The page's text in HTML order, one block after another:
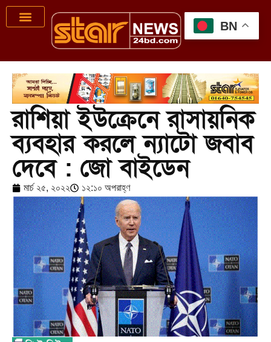
রাশিয়া ইউক্রেনে রাসায়নিক
ব্যবহার করলে ন্যাটো জবাব
দেবে : জো বাইডেন
মার্চ ২৫, ২০২২ ১২:১০ অপরাহ্ণ
BN